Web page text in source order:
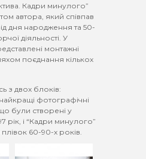
Кадри минулого”
автора, який співпав
дня народження та 50-
діяльності. У
монтажні
поєднання кількох
з двох блоків:
фотографічні
були створені у
рік, і “Кадри минулого”
плівок 60-90-х років.